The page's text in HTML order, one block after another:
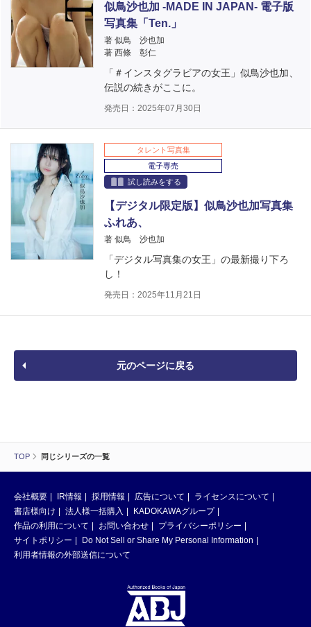
TOP 同じシリーズの一覧
似鳥沙也加 -MADE IN JAPAN- 電子版
写真集「Ten.」
著 似鳥 沙也加
著 西條 彰仁
「＃インスタグラビアの女王」似鳥沙也加、
伝説の続きがここに。
発売日：2025年07月30日
タレント写真集
電子専売
試し読みをする
【デジタル限定版】似鳥沙也加写真集
ふれあ、
著 似鳥 沙也加
「デジタル写真集の女王」の最新撮り下ろ
し！
発売日：2025年11月21日
元のページに戻る
会社概要 IR情報 採用情報 広告について
ライセンスについて
書店様向け
法人様一括購入
KADOKAWAグループ
作品の利用について
お問い合わせ
プライバシーポリシー
サイトポリシー
Do Not Sell or Share My Personal Information
利用者情報の外部送信について